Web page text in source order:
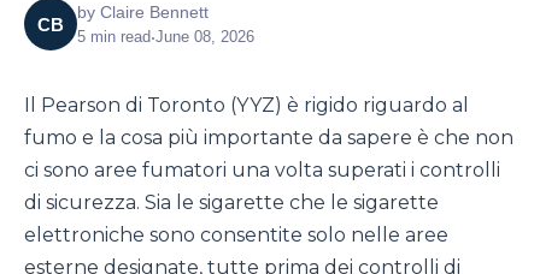
CB
by Claire Bennett
5 min read•June 08, 2026
Il Pearson di Toronto (YYZ) è rigido riguardo al
fumo e la cosa più importante da sapere è che non
ci sono aree fumatori una volta superati i controlli
di sicurezza. Sia le sigarette che le sigarette
elettroniche sono consentite solo nelle aree
esterne designate, tutte prima dei controlli di